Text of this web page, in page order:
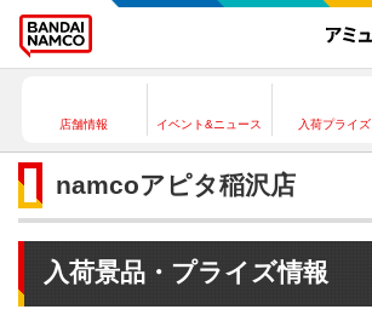
店舗情報 イベント&ニュース 入荷プライズ
namcoアピタ稲沢店
入荷景品・プライズ情報